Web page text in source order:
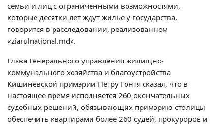
семьи и лиц с ограниченными возможностями,
которые десятки лет ждут жилье у государства,
говорится в расследовании, реализованном
«ziarulnational.md».
Глава Генерального управления жилищно-
коммунального хозяйства и благоустройства
Кишиневской примэрии Петру Гонтя сказал, что в
настоящее время исполняется 260 окончательных
судебных решений, обязывающих примэрию столицы
обеспечить квартирами более 260 судей, прокуроров и